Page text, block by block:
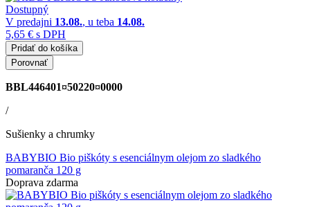
Dostupný
V predajni 13.08., u teba 14.08.
5,65 € s DPH
Pridať do košíka
Porovnať
BBL446401¤50220¤0000
/
Sušienky a chrumky
BABYBIO Bio piškóty s esenciálnym olejom zo sladkého
pomaranča 120 g
Doprava zdarma